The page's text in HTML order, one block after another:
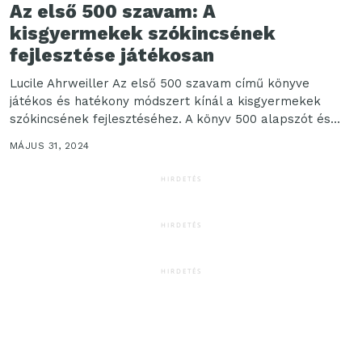
Az első 500 szavam: A
kisgyermekek szókincsének
fejlesztése játékosan
Lucile Ahrweiller Az első 500 szavam című könyve
játékos és hatékony módszert kínál a kisgyermekek
szókincsének fejlesztéséhez. A könyv 500 alapszót és
kifejezést...
MÁJUS 31, 2024
HIRDETÉS
HIRDETÉS
HIRDETÉS